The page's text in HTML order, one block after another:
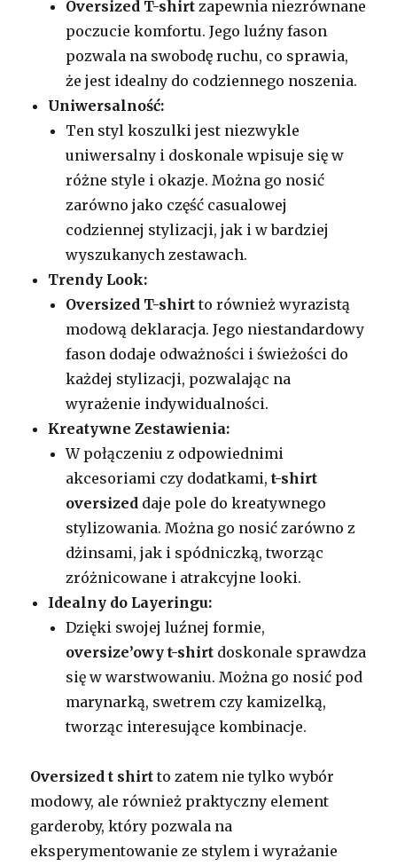
Oversized T-shirt zapewnia niezrównane
poczucie komfortu. Jego luźny fason
pozwala na swobodę ruchu, co sprawia,
że jest idealny do codziennego noszenia.
Uniwersalność:
Ten styl koszulki jest niezwykle
uniwersalny i doskonale wpisuje się w
różne style i okazje. Można go nosić
zarówno jako część casualowej
codziennej stylizacji, jak i w bardziej
wyszukanych zestawach.
Trendy Look:
Oversized T-shirt to również wyrazistą
modową deklaracja. Jego niestandardowy
fason dodaje odważności i świeżości do
każdej stylizacji, pozwalając na
wyrażenie indywidualności.
Kreatywne Zestawienia:
W połączeniu z odpowiednimi
akcesoriami czy dodatkami,t-shirt
oversized daje pole do kreatywnego
stylizowania. Można go nosić zarówno z
dżinsami, jak i spódniczką, tworząc
zróżnicowane i atrakcyjne looki.
Idealny do Layeringu:
Dzięki swojej luźnej formie,
oversize’owy t-shirt doskonale sprawdza
się w warstwowaniu. Można go nosić pod
marynarką, swetrem czy kamizelką,
tworząc interesujące kombinacje.
Oversized t shirt to zatem nie tylko wybór
modowy, ale również praktyczny element
garderoby, który pozwala na
eksperymentowanie ze stylem i wyrażanie